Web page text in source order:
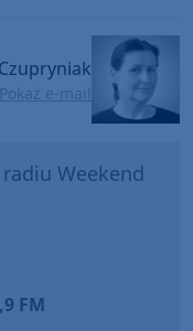
Pokaż e-mail
Weekend
FM